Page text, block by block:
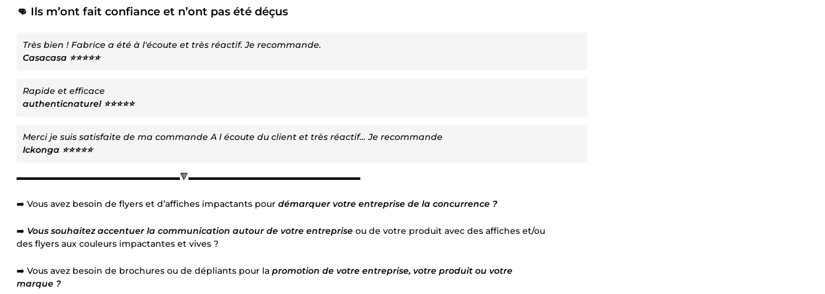
👊 Ils m’ont fait confiance et n’ont pas été déçus
Très bien ! Fabrice a été à l'écoute et très réactif. Je recommande.
Casacasa ⭐⭐⭐⭐⭐
Rapide et efficace
authenticnaturel ⭐⭐⭐⭐⭐
Merci je suis satisfaite de ma commande A l écoute du client et très réactif… Je recommande
Ickonga ⭐⭐⭐⭐⭐
▬▬▬▬▬▬▬▬▬▬▬▬▬▬▬▬▬▬▬🔻▬▬▬▬▬▬▬▬▬▬▬▬▬▬▬▬▬▬▬▬
➡️ Vous avez besoin de flyers et d’affiches impactants pour démarquer votre entreprise de la concurrence ?
➡️ Vous souhaitez accentuer la communication autour de votre entreprise ou de votre produit avec des affiches et/ou
des flyers aux couleurs impactantes et vives ?
➡️ Vous avez besoin de brochures ou de dépliants pour la promotion de votre entreprise, votre produit ou votre
marque ?